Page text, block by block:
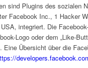
sind Plugins des sozialen
Facebook Inc., 1 Hacker
integriert. Die
Logo oder dem „Like-
Eine Übersicht über die